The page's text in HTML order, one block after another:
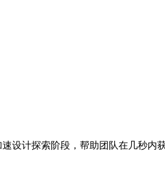
设计探索阶段，帮助团队在几秒内